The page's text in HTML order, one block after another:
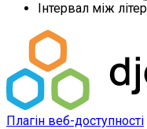
Інтервал між
Плагін веб-доступності